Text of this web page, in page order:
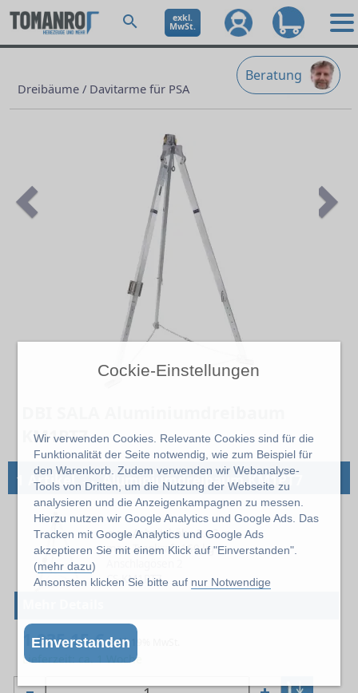
Cockie-Einstellungen
Wir verwenden Cookies. Relevante Cookies sind für die
Funktionalität der Seite notwendig, wie zum Beispiel für
den Warenkorb. Zudem verwenden wir Webanalyse-
Tools von Dritten, um die Nutzung der Webseite zu
analysieren und die Anzeigenkampagnen zu messen.
Hierzu nutzen wir Google Analytics und Google Ads. Das
Tracken mit Google Analytics und Google Ads
akzeptieren Sie mit einem Klick auf "Einverstanden".
(mehr dazu)
Ansonsten klicken Sie bitte auf nur Notwendige
Einverstanden
exkl.
MwSt.
Beratung
Dreibäume / Davitarme für PSA
KM1PT7
1 Artikel→Aluminiumdreibaum KM1PT7
-
max. Arbeitshöhe 2.13 m
max. Tragkraft 160 kg
CS-KM1PT7
1.935,15 €exkl. 19% MwSt.
Lieferzeit: ca. 1 Woche